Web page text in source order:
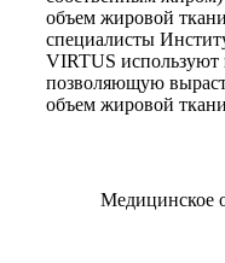
объем жировой
специалисты
VIRTUS
позволяющую
объем жировой
Медицинское